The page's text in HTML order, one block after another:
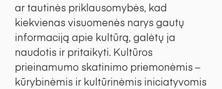
ar tautinės priklausomybės, kad
kiekvienas visuomenės narys gautų
informaciją apie kultūrą, galėtų ja
naudotis ir pritaikyti. Kultūros
prieinamumo skatinimo priemonėmis –
kūrybinėmis ir kultūrinėmis iniciatyvomis